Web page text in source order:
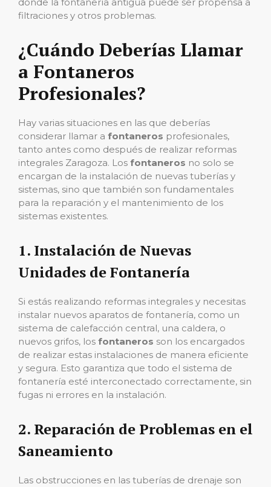
filtraciones y otros problemas.
¿Cuándo Deberías Llamar
a Fontaneros
Profesionales?
Hay varias situaciones en las que deberías
considerar llamar a fontaneros profesionales,
tanto antes como después de realizar reformas
integrales Zaragoza. Los fontaneros no solo se
encargan de la instalación de nuevas tuberías y
sistemas, sino que también son fundamentales
para la reparación y el mantenimiento de los
sistemas existentes.
1. Instalación de Nuevas
Unidades de Fontanería
Si estás realizando reformas integrales y necesitas
instalar nuevos aparatos de fontanería, como un
sistema de calefacción central, una caldera, o
nuevos grifos, los fontaneros son los encargados
de realizar estas instalaciones de manera eficiente
y segura. Esto garantiza que todo el sistema de
fontanería esté interconectado correctamente, sin
fugas ni errores en la instalación.
2. Reparación de Problemas en el
Saneamiento
Las obstrucciones en las tuberías de drenaje son